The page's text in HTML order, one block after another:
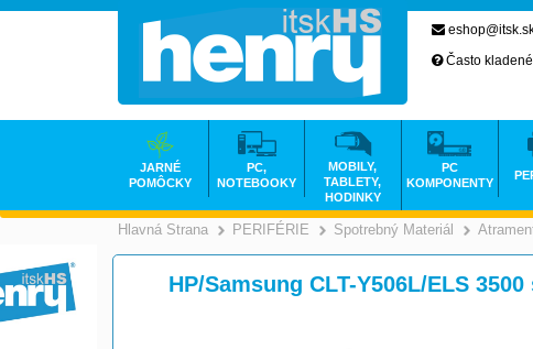
Hlavná Strana PERIFÉRIE Spotrebný Materiál
HP/Samsung CLT-Y506L/ELS
Často
JARNÉ
POMÔCKY
PC,
NOTEBOOKY
MOBILY,
TABLETY,
HODINKY
PC
KOMPONENTY